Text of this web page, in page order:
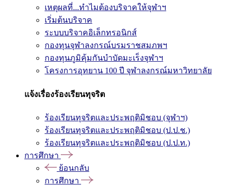
เหตุผลที่...ทำไมต้องบริจาคให้จุฬาฯ
เริ่มต้นบริจาค
ระบบบริจาคอิเล็กทรอนิกส์
กองทุนจุฬาลงกรณ์บรมราชสมภพฯ
กองทุนภูมิคุ้มกันบำบัดมะเร็งจุฬาฯ
โครงการอุทยาน 100 ปี จุฬาลงกรณ์มหาวิทยาลัย
แจ้งเรื่องร้องเรียนทุจริต
ร้องเรียนทุจริตและประพฤติมิชอบ (จุฬาฯ)
ร้องเรียนทุจริตและประพฤติมิชอบ (ป.ป.ช.)
ร้องเรียนทุจริตและประพฤติมิชอบ (ป.ป.ท.)
การศึกษา
ย้อนกลับ
การศึกษา